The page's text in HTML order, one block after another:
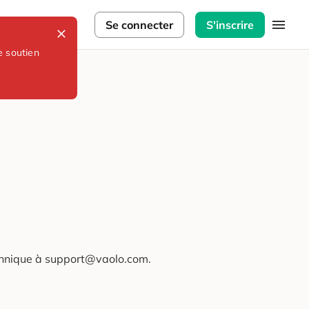
soutien
Se connecter S'inscrire
à support@vaolo.com.